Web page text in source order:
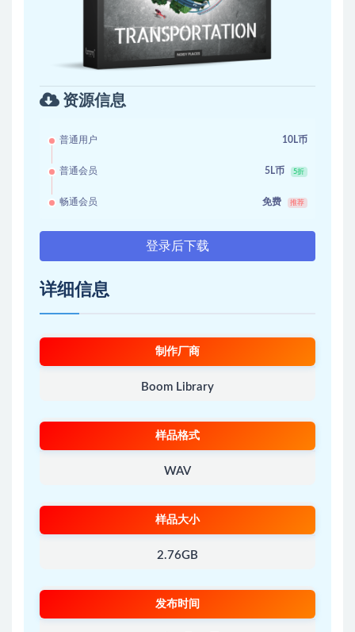
资源信息
普通用户 10L币
普通会员 5L币 5折
畅通会员 免费 推荐
登录后下载
详细信息
制作厂商
Boom Library
样品格式
WAV
样品大小
2.76GB
发布时间